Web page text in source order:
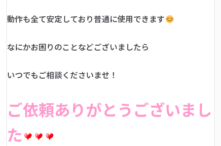
動作も全て安定しており普通に使用できます
なにかお困りのことなどございましたら
いつでもご相談くださいませ！
ご依頼ありがとうございまし
た